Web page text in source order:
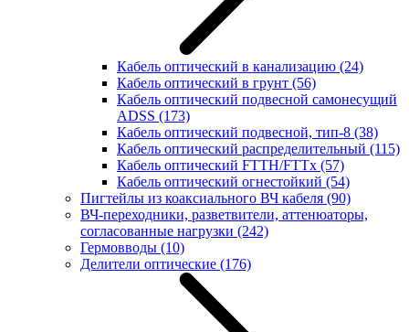
Кабель оптический в канализацию (24)
Кабель оптический в грунт (56)
Кабель оптический подвесной самонесущий
ADSS (173)
Кабель оптический подвесной, тип-8 (38)
Кабель оптический распределительный (115)
Кабель оптический FTTH/FTTx (57)
Кабель оптический огнестойкий (54)
Пигтейлы из коаксиального ВЧ кабеля (90)
ВЧ-переходники, разветвители, аттенюаторы,
согласованные нагрузки (242)
Гермовводы (10)
Делители оптические (176)